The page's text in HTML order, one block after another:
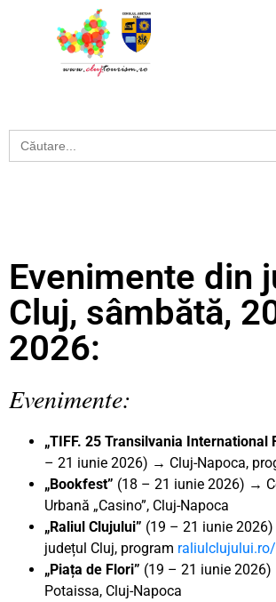
Search
for:
Evenimente din
Cluj, sâmbătă,
2026:
Evenimente:
„TIFF. 25 Transilvania International
– 21 iunie 2026) → Cluj-Napoca,
„Bookfest” (18 – 21 iunie 2026) →
Urbană „Casino”, Cluj-Napoca
„Raliul Clujului” (19 – 21 iunie
județul Cluj, program
„Piața de Flori” (19 – 21 iunie
Potaissa, Cluj-Napoca